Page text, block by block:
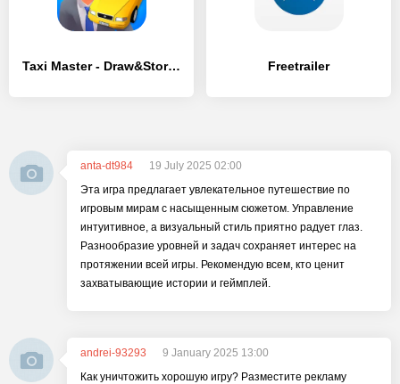
Taxi Master - Draw&Story game - [MOD Бесконечные деньги] Freetrailer
anta-dt984
19 July 2025 02:00
Эта игра предлагает увлекательное путешествие по
игровым мирам с насыщенным сюжетом. Управление
интуитивное, а визуальный стиль приятно радует глаз.
Разнообразие уровней и задач сохраняет интерес на
протяжении всей игры. Рекомендую всем, кто ценит
захватывающие истории и геймплей.
andrei-93293
9 January 2025 13:00
Как уничтожить хорошую игру? Разместите рекламу